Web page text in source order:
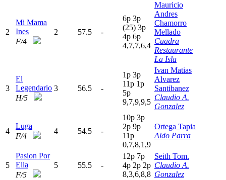
2
Mi Mama
Ines
F/4
2 57.5 -
6p 3p
(25) 3p
4p 6p
4,7,7,6,4
Mauricio
Andres
Chamorro
Mellado
Cuadra
Restaurante
La Isla
3
El
Legendario
H/5
3 56.5 -
1p 3p
11p 1p
5p
9,7,9,9,5
Ivan Matias
Alvarez
Santibanez
Claudio A.
Gonzalez
4
Luga
F/4
4 54.5 -
10p 3p
2p 9p
11p
0,7,8,1,9
Ortega Tapia
Aldo Parra
5
Pasion Por
Ella
F/5
5 55.5 -
12p 7p
4p 2p 2p
8,3,6,8,8
Seith Tom.
Claudio A.
Gonzalez